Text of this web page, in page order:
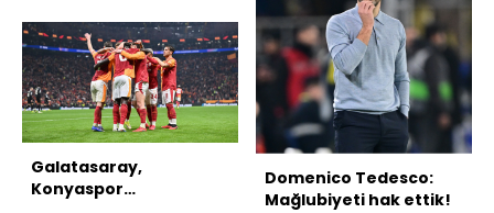
Galatasaray,
Konyaspor
Domenico Tedesco:
Mağlubiyeti hak ettik!